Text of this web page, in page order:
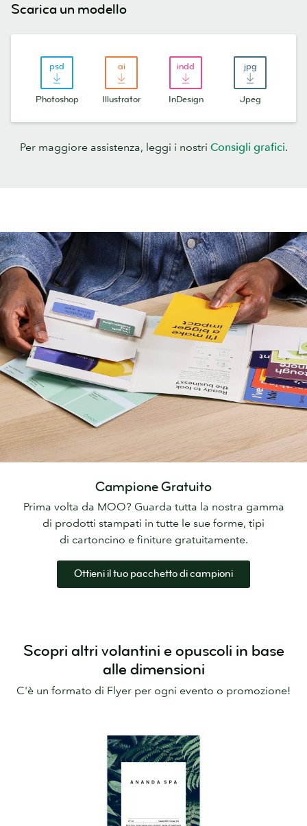
Scarica un modello
Photoshop Illustrator InDesign Jpeg
Per maggiore assistenza, leggi i nostri Consigli grafici.
Campione Gratuito
Prima volta da MOO? Guarda tutta la nostra gamma
di prodotti stampati in tutte le sue forme, tipi
di cartoncino e finiture gratuitamente.
Ottieni il tuo pacchetto di campioni
Scopri altri volantini e opuscoli in base
alle dimensioni
C'è un formato di Flyer per ogni evento o promozione!